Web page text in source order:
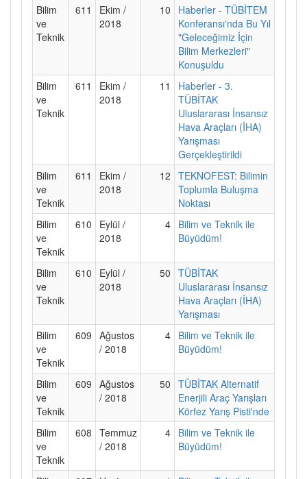
Bilim
ve
Teknik
611
Ekim /
2018
10
Haberler - TÜBİTEM
Konferansı'nda Bu Yıl
"Geleceğimiz İçin
Bilim Merkezleri"
Konuşuldu
Bilim
ve
Teknik
611
Ekim /
2018
11
Haberler - 3.
TÜBİTAK
Uluslararası İnsansız
Hava Araçları (İHA)
Yarışması
Gerçekleştirildi
Bilim
ve
Teknik
611
Ekim /
2018
12 TEKNOFEST: Bilimin
Toplumla Buluşma
Noktası
Bilim
ve
Teknik
610
Eylül /
2018
4 Bilim ve Teknik ile
Büyüdüm!
Bilim
ve
Teknik
610
Eylül /
2018
50 TÜBİTAK
Uluslararası İnsansız
Hava Araçları (İHA)
Yarışması
Bilim
ve
Teknik
609 Ağustos
/ 2018
4 Bilim ve Teknik ile
Büyüdüm!
Bilim
ve
Teknik
609 Ağustos
/ 2018
50 TÜBİTAK Alternatif
Enerjili Araç Yarışları
Körfez Yarış Pisti'nde
Bilim
ve
Teknik
608 Temmuz
/ 2018
4 Bilim ve Teknik ile
Büyüdüm!